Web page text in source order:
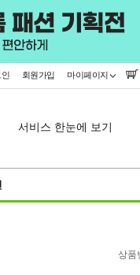
인 회원가입 마이페이지
서비스 한눈에 보기
상품